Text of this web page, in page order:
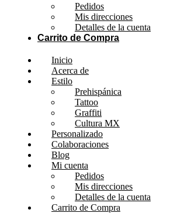
Pedidos
Mis direcciones
Detalles de la cuenta
Carrito de Compra
Inicio
Acerca de
Estilo
Prehispánica
Tattoo
Graffiti
Cultura MX
Personalizado
Colaboraciones
Blog
Mi cuenta
Pedidos
Mis direcciones
Detalles de la cuenta
Carrito de Compra